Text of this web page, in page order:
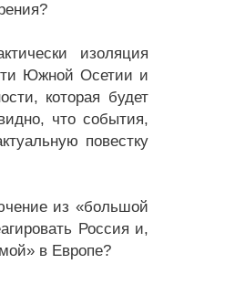
изоляция
Южной Осетии и
которая будет
что события,
повестку
из «большой
Россия и,
в Европе?